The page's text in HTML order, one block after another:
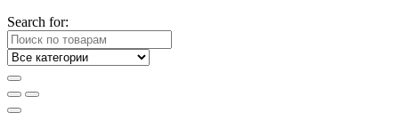
Search for: